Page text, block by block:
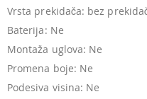
Vrsta prekidača: bez
Baterija: Ne
Montaža uglova: Ne
Promena boje: Ne
Podesiva visina: Ne